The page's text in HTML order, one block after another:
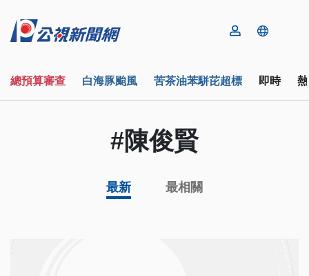
總預算審查 白海豚颱風 苦茶油苯駢芘超標 即時
#陳俊賢
最新 最相關